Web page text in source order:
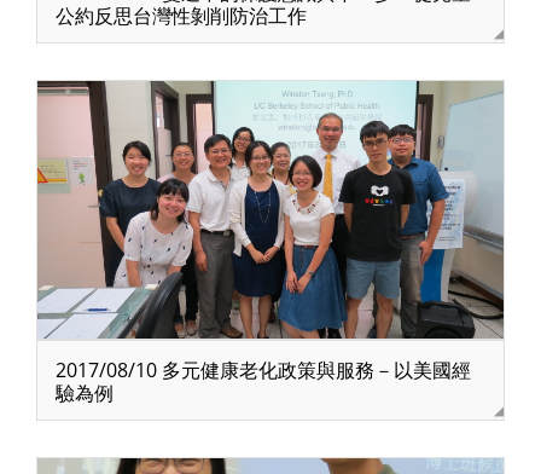
公約反思台灣性剝削防治工作
2017/08/10 多元健康老化政策與服務－以美國經
驗為例